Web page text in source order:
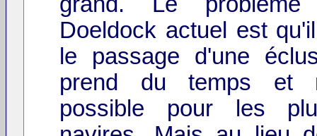
Doeldock actuel est
le passage d'une
prend du temps et
possible pour les